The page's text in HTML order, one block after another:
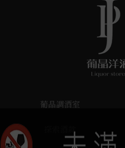
葡晶調酒室
探索酒款